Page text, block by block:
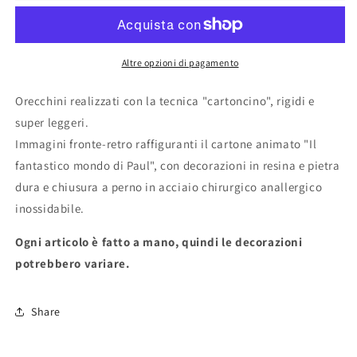
DI
MONDO
DI
PAUL&quot;
Altre opzioni di pagamento
Orecchini realizzati con la tecnica "cartoncino", rigidi e
super leggeri.
Immagini fronte-retro raffiguranti il cartone animato "Il
fantastico mondo di Paul", con decorazioni in resina e pietra
dura e chiusura a perno in acciaio chirurgico anallergico
inossidabile.
Ogni articolo è fatto a mano, quindi le decorazioni
potrebbero variare.
Share